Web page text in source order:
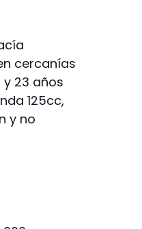
cercanías
y 23 años
125cc,
y no